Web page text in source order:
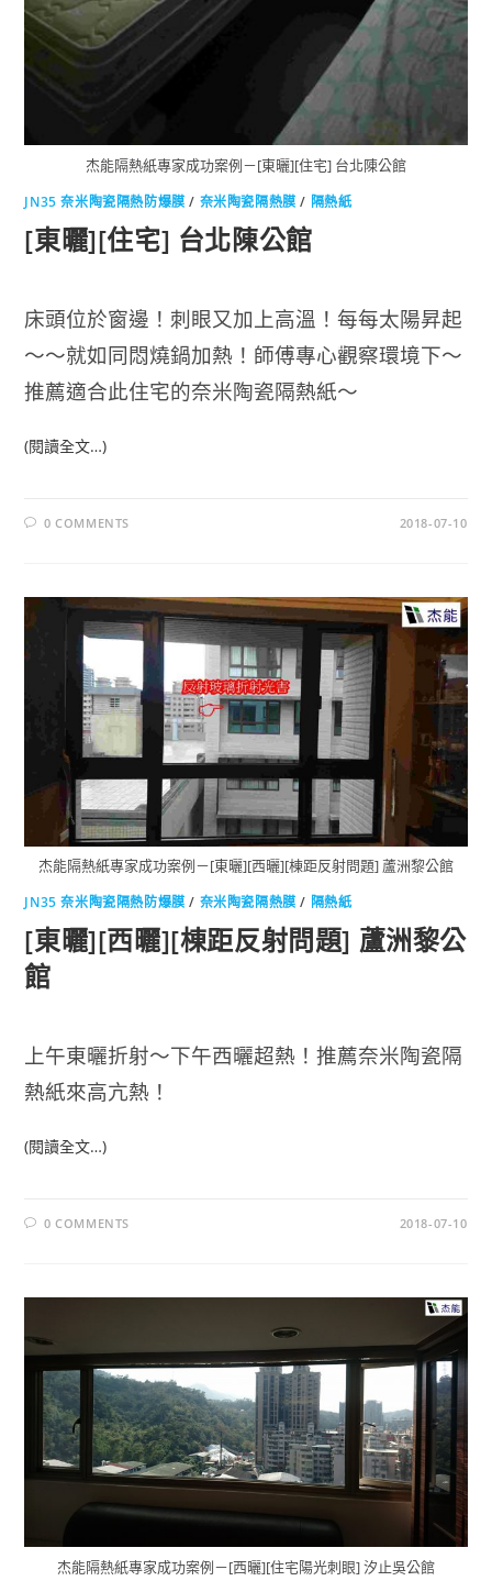
杰能隔熱紙專家成功案例－[東曬][住宅] 台北陳公館
JN35 奈米陶瓷隔熱防爆膜 / 奈米陶瓷隔熱膜 / 隔熱紙
[東曬][住宅] 台北陳公館
床頭位於窗邊！刺眼又加上高溫！每每太陽昇起
～～就如同悶燒鍋加熱！師傅專心觀察環境下～
推薦適合此住宅的奈米陶瓷隔熱紙～
(閱讀全文…)
0 COMMENTS 2018-07-10
杰能隔熱紙專家成功案例－[東曬][西曬][棟距反射問題] 蘆洲黎公館
JN35 奈米陶瓷隔熱防爆膜 / 奈米陶瓷隔熱膜 / 隔熱紙
[東曬][西曬][棟距反射問題] 蘆洲黎公
館
上午東曬折射～下午西曬超熱！推薦奈米陶瓷隔
熱紙來高亢熱！
(閱讀全文…)
0 COMMENTS 2018-07-10
杰能隔熱紙專家成功案例－[西曬][住宅陽光刺眼] 汐止吳公館